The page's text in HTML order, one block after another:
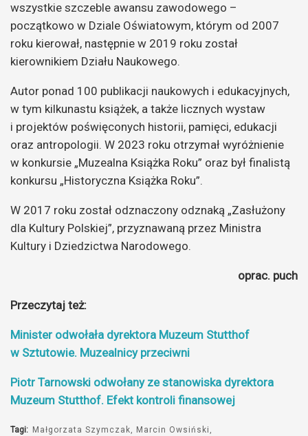
wszystkie szczeble awansu zawodowego –
początkowo w Dziale Oświatowym, którym od 2007
roku kierował, następnie w 2019 roku został
kierownikiem Działu Naukowego.
Autor ponad 100 publikacji naukowych i edukacyjnych,
w tym kilkunastu książek, a także licznych wystaw
i projektów poświęconych historii, pamięci, edukacji
oraz antropologii. W 2023 roku otrzymał wyróżnienie
w konkursie „Muzealna Książka Roku” oraz był finalistą
konkursu „Historyczna Książka Roku”.
W 2017 roku został odznaczony odznaką „Zasłużony
dla Kultury Polskiej”, przyznawaną przez Ministra
Kultury i Dziedzictwa Narodowego.
oprac. puch
Przeczytaj też:
Minister odwołała dyrektora Muzeum Stutthof
w Sztutowie. Muzealnicy przeciwni
Piotr Tarnowski odwołany ze stanowiska dyrektora
Muzeum Stutthof. Efekt kontroli finansowej
Tagi: Małgorzata Szymczak
Marcin Owsiński